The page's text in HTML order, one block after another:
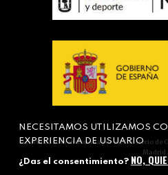
Actividad subvencionada por el Ministerio de
Madrid
NECESITAMOS UTILIZAMOS
EXPERIENCIA DE USUARIO
¿Das el consentimiento? NO,